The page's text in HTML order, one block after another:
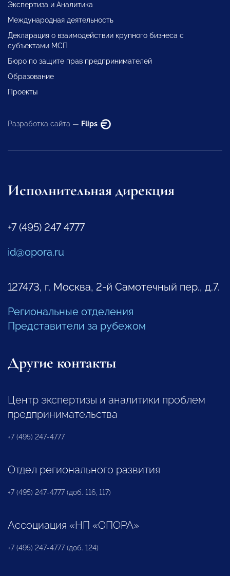
Экспертиза и Аналитика
Международная деятельность
Декларация о взаимодействии крупного бизнеса с
субъектами МСП
Бюро по защите прав предпринимателей
Образование
Проекты
Разработка сайта — Flips
Исполнительная дирекция
+7 (495) 247 4777
id@opora.ru
127473, г. Москва, 2-й Самотечный пер., д.7.
Региональные отделения
Представители за рубежом
Другие контакты
Центр экспертизы и аналитики проблем
предпринимательства
+7 (495) 247-4777
Отдел регионального развития
+7 (495) 247-4777 (доб. 116, 117)
Ассоциация «НП «ОПОРА»
+7 (495) 247-4777 (доб. 124)